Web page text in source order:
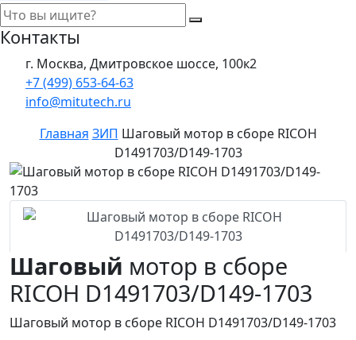
Контакты
г. Москва, Дмитровское шоссе, 100к2
+7 (499) 653-64-63
info@mitutech.ru
Главная ЗИП Шаговый мотор в сборе RICOH
D1491703/D149-1703
Шаговый мотор в сборе
RICOH D1491703/D149-1703
Шаговый мотор в сборе RICOH D1491703/D149-1703